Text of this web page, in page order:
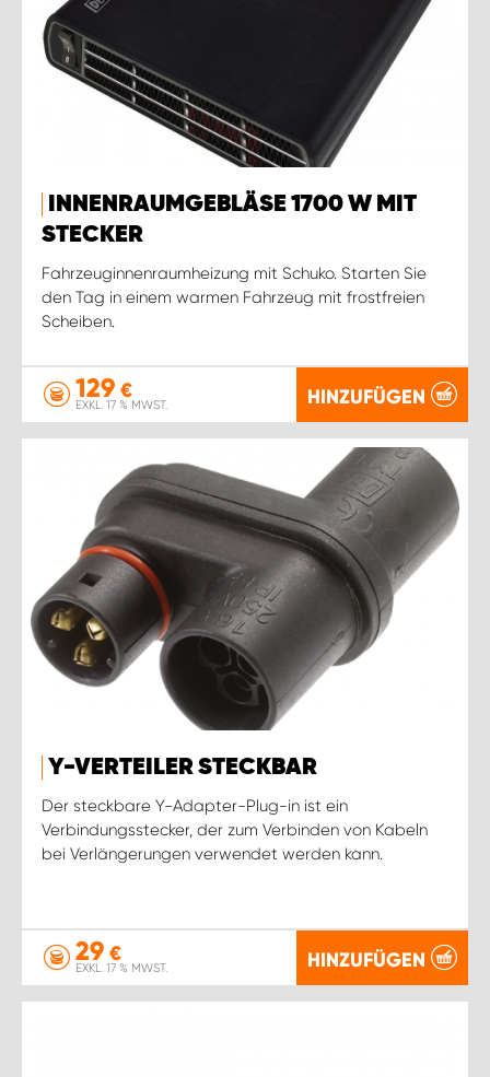
INNENRAUMGEBLÄSE 1700 W MIT
STECKER
Fahrzeuginnenraumheizung mit Schuko. Starten Sie
den Tag in einem warmen Fahrzeug mit frostfreien
Scheiben.
129 €
EXKL. 17 % MWST. HINZUFÜGEN
Y-VERTEILER STECKBAR
Der steckbare Y-Adapter-Plug-in ist ein
Verbindungsstecker, der zum Verbinden von Kabeln
bei Verlängerungen verwendet werden kann.
29 €
EXKL. 17 % MWST. HINZUFÜGEN